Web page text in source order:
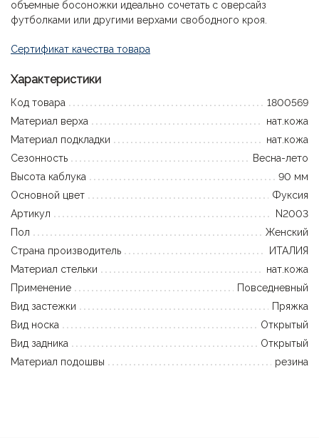
объемные босоножки идеально сочетать с оверсайз
футболками или другими верхами свободного кроя.
Сертификат качества товара
Характеристики
Код товара
1800569
Материал верха
нат.кожа
Материал подкладки
нат.кожа
Сезонность
Весна-лето
Высота каблука
90 мм
Основной цвет
Фуксия
Артикул
N2003
Пол
Женский
Страна производитель
ИТАЛИЯ
Материал стельки
нат.кожа
Применение
Повседневный
Вид застежки
Пряжка
Вид носка
Открытый
Вид задника
Открытый
Материал подошвы
резина